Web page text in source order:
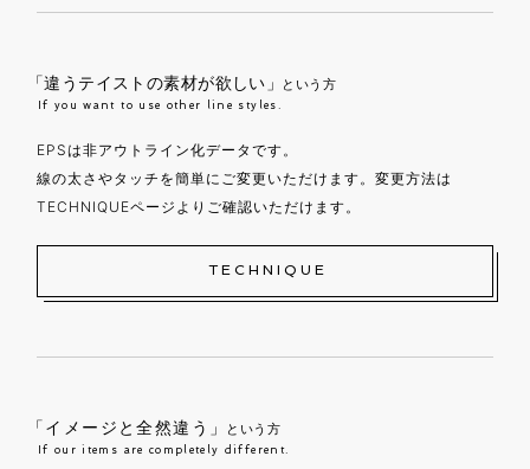
「違うテイストの素材が欲しい」 という方
If you want to use other line styles.
EPSは非アウトライン化データです。
線の太さやタッチを簡単にご変更いただけます。変更方法は
TECHNIQUEページよりご確認いただけます。
TECHNIQUE
「イメージと全然違う」 という方
If our items are completely different.